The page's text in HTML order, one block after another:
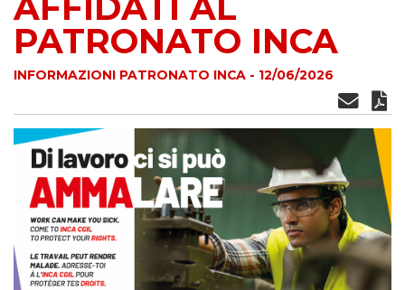
PATRONATO INCA
INFORMAZIONI PATRONATO INCA - 12/06/2026